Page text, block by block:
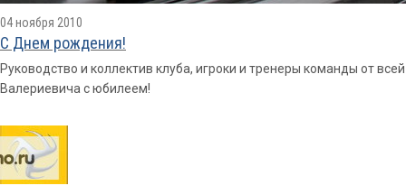
04 ноября 2010
С Днем рождения!
Руководство и коллектив клуба, игроки и тренеры команды от
Валериевича с юбилеем!